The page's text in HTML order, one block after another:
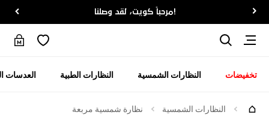
!مرحباً كويت، لقد وصلنا
تخفيضات النظارات الشمسية النظارات الطبية العدسات
النظارات الشمسية نظارة شمسية مربعة